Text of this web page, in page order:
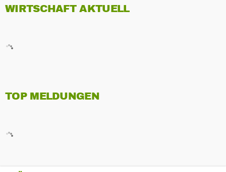
WIRTSCHAFT AKTUELL
TOP MELDUNGEN